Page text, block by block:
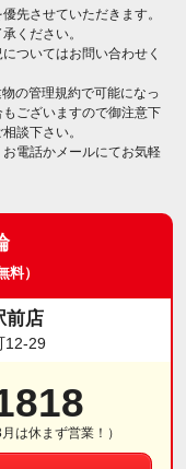
先させていただきます。
ください。
ついてはお問い合わせく
の管理規約で可能になっ
ございますので御注意下
談下さい。
電話かメールにてお気軽
料）
前店
12-29
は休まず営業！）